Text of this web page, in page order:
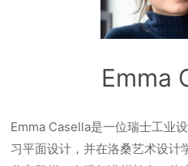
Emma
Emma Casella是一位瑞士工业
习平面设计，并在洛桑艺术设计